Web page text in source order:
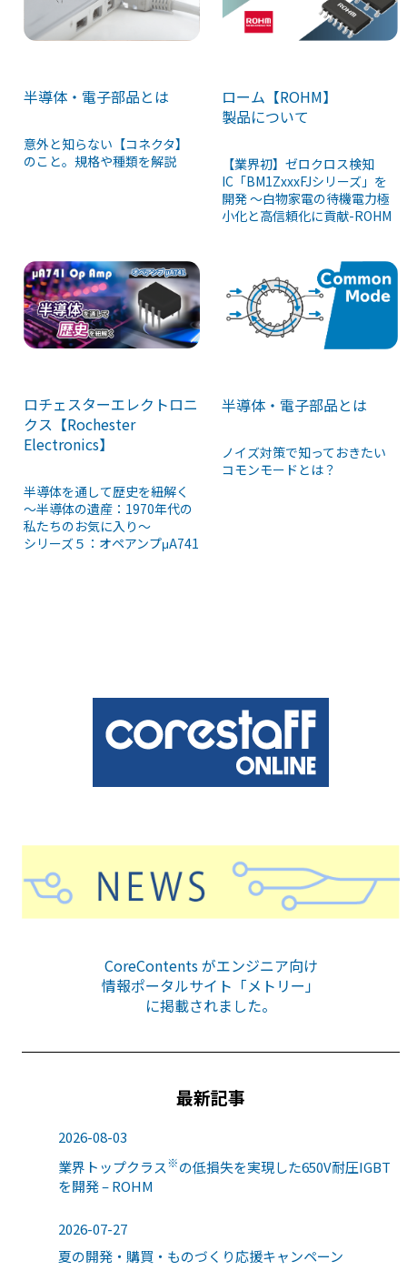
半導体・電子部品とは
意外と知らない【コネクタ】
のこと。規格や種類を解説
ローム【ROHM】
製品について
【業界初】ゼロクロス検知
IC「BM1ZxxxFJシリーズ」を
開発 ～白物家電の待機電力極
小化と高信頼化に貢献-ROHM
ロチェスターエレクトロニ
クス【Rochester
Electronics】
半導体を通して歴史を紐解く
～半導体の遺産：1970年代の
私たちのお気に入り～
シリーズ５：オペアンプμA741
半導体・電子部品とは
ノイズ対策で知っておきたい
コモンモードとは？
CoreContents がエンジニア向け
情報ポータルサイト「メトリー」
に掲載されました。
最新記事
2026-08-03
業界トップクラス※の低損失を実現した650V耐圧IGBT
を開発 – ROHM
2026-07-27
夏の開発・購買・ものづくり応援キャンペーン